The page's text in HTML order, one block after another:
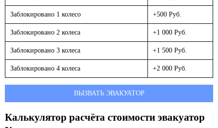
Заблокировано 1 колесо +500 Руб.
Заблокировано 2 колеса +1 000 Руб.
Заблокировано 3 колеса +1 500 Руб.
Заблокировано 4 колеса +2 000 Руб.
ВЫЗВАТЬ ЭВАКУАТОР
Калькулятор расчёта стоимости эвакуатор